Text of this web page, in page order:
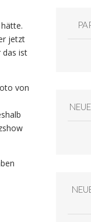
jetzt
das ist
von